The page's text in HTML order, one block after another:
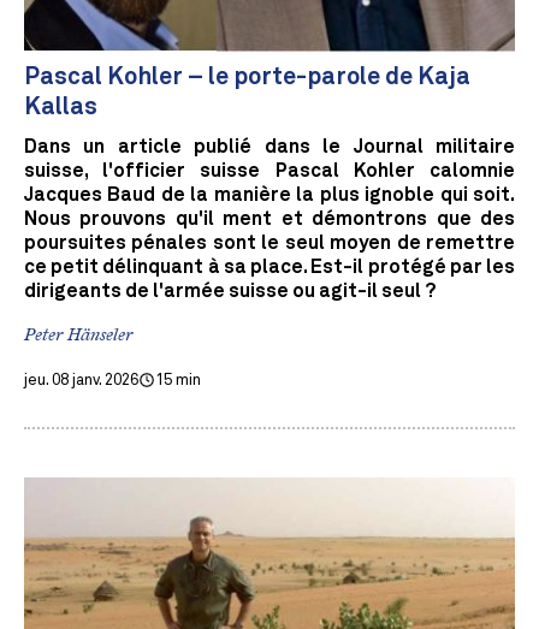
Pascal Kohler – le porte-parole de Kaja
Kallas
Dans un article publié dans le Journal militaire
suisse, l'officier suisse Pascal Kohler calomnie
Jacques Baud de la manière la plus ignoble qui soit.
Nous prouvons qu'il ment et démontrons que des
poursuites pénales sont le seul moyen de remettre
ce petit délinquant à sa place. Est-il protégé par les
dirigeants de l'armée suisse ou agit-il seul ?
Peter Hänseler
jeu. 08 janv. 2026 15 min